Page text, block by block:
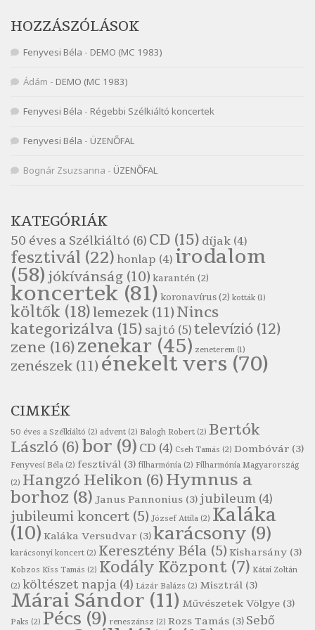
Nagy Bandó András: Vakondok
Nagy Bandó András: Vizilóblues
Szélkiáltó
Szélkiáltó
Népköltés: Most érkeztünk
Szélkiáltó
Népköltés: Reggeli köszöntő
Szélkiáltó
Pákolitz István: Bakarasz
Szélkiáltó
Pákolitz István: Csiga-biga
Szélkiáltó
Pákolitz István: Kiolvasó
Szélkiáltó
Páskándi Géza: Madárijesztő
Szélkiáltó
Szélkiáltó
Robert Burns: Árpa Jankó
Szélkiáltó
Robert Burns: Most hoci a számlát
Szélkiáltó
Robert Burns: Most hoci a számlát
Szélkiáltó
Robert Burns: Nagyhasú flaskó…
Szélkiáltó
Robert Burns: Skót ital
Szélkáltó
Robert Burns: Skót ital
HOZZÁSZÓLÁSOK
Fenyvesi Béla - DEMO (MC 1983)
Ádám - DEMO (MC 1983)
Fenyvesi Béla - Régebbi Szélkiáltó koncertek
Fenyvesi Béla - ÜZENŐFAL
Bognár Zsuzsanna - ÜZENŐFAL
KATEGÓRIÁK
50 éves a Szélkiáltó (6) CD (15) díjak (4)
fesztivál (22) honlap (4) irodalom
(58)jókívánság (10) karantén (2)
koncertek(81) koronavírus(2) kották (1)
költők (18)lemezek (11)Nincs
kategorizálva (15) sajtó (5)televízió (12)
zene (16)zenekar (45) zeneterem (1)
zenészek (11) énekelt vers (70)
CIMKÉK
50 éves a Szélkiáltó (2) advent (2) Balogh Robert (2) Bertók
László (6)bor (9) CD (4) Cseh Tamás (2) Dombóvár (3)
Fenyvesi Béla (2) fesztivál (3) filharmónia (2) Filharmónia Magyarország
(2) Hangzó Helikon (6)Hymnus a
borhoz (8) Janus Pannonius (3)jubileum (4)
jubileumi koncert (5) József Attila (2) Kaláka
(10) Kaláka Versudvar (3)karácsony (9)
karácsonyi koncert (2) Keresztény Béla (5) Kisharsány (3)
Kobzos Kiss Tamás (2) Kodály Központ (7) Kátai Zoltán
(2) költészet napja (4) Lázár Balázs (2) Misztrál (3)
Márai Sándor (11) Művészetek Völgye (3)
Paks (2) Pécs (9) reneszánsz (2) Rozs Tamás (3) Sebő